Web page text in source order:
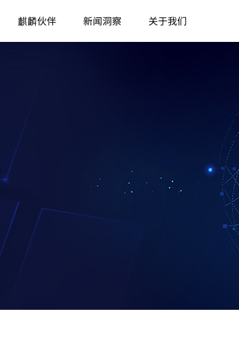
麒麟伙伴 新闻洞察 关于我们